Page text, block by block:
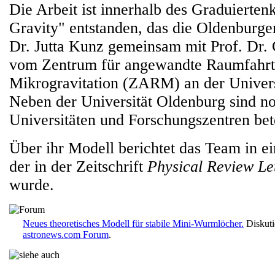
Die Arbeit ist innerhalb des
Gravity" entstanden, das die
Dr. Jutta Kunz gemeinsam mit Prof. Dr.
vom Zentrum für angewandte
Mikrogravitation (ZARM) an der
Neben der Universität Oldenburg sind
Universitäten und Forschungszentren
Über ihr Modell berichtet das Team in
der in der Zeitschrift Physical Review
wurde.
Neues theoretisches Modell für stabile Mini-Wurmlöcher.
astronews.com Forum.